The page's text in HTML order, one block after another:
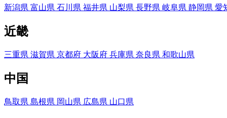
新潟県 富山県 石川県 福井県 山梨県 長野県 岐阜県 静岡県 愛
近畿
三重県 滋賀県 京都府 大阪府 兵庫県 奈良県 和歌山県
中国
鳥取県 島根県 岡山県 広島県 山口県